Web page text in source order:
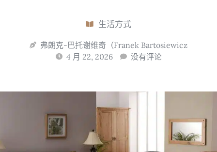
生活方式
弗朗克-巴托谢维奇（Franek Bartosiewicz
4 月 22, 2026
没有评论